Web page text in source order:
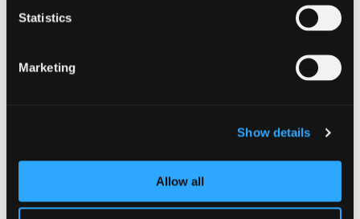
Statistics
Marketing
Show details
Allow all